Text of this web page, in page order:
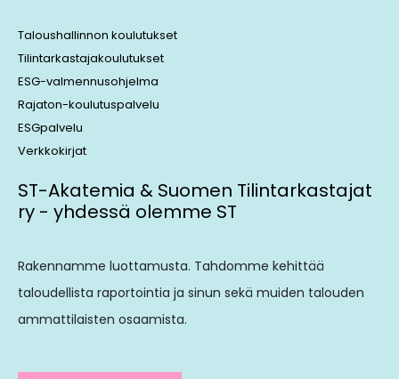
Taloushallinnon koulutukset
Tilintarkastajakoulutukset
ESG-valmennusohjelma
Rajaton-koulutuspalvelu
ESGpalvelu
Verkkokirjat
ST-Akatemia & Suomen Tilintarkastajat
ry - yhdessä olemme ST
Rakennamme luottamusta. Tahdomme kehittää
taloudellista raportointia ja sinun sekä muiden talouden
ammattilaisten osaamista.